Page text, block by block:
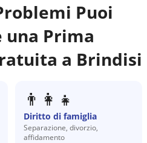
Puoi
una Prima
a Brindisi
👨‍👩‍👧
Diritto di famiglia
Separazione, divorzio,
affidamento